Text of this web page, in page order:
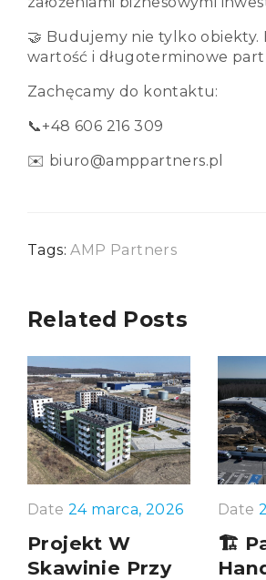
🤝 Budujemy nie tylko
wartość i długoterminowe
Zachęcamy do kontaktu:
📞+48 606 216 309
✉️ biuro@amppartners.pl
Tags:AMP Partners
Related Posts
Date 24 marca, 2026
Projekt W
Skawinie Przy
Date
🏗️